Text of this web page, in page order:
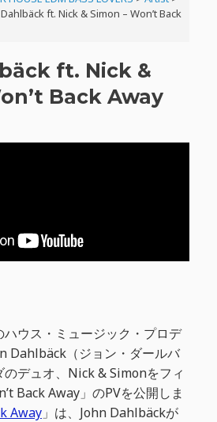
ft. Nick & Simon – Won’t Back
ft. Nick &
Back Away
ウス・ミュージック・プロデ
Dahlbäck（ジョン・ダールバ
のデュオ、Nick & Simonをフィ
Back Away」のPVを公開しま
Away 」は、John Dahlbäckが